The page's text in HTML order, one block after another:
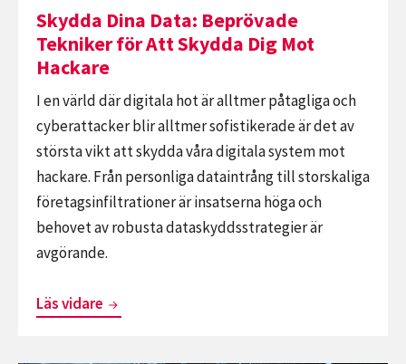
Hackare
den
Skydda Dina Data: Beprövade
Tekniker för Att Skydda Dig Mot
Hackare
I en värld där digitala hot är alltmer påtagliga och
cyberattacker blir alltmer sofistikerade är det av
största vikt att skydda våra digitala system mot
hackare. Från personliga dataintrång till storskaliga
företagsinfiltrationer är insatserna höga och
behovet av robusta dataskyddsstrategier är
avgörande.
Läs vidare Skydda